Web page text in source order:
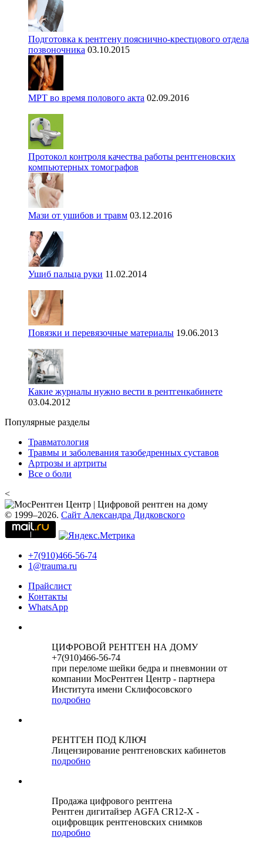
Подготовка к рентгену пояснично-крестцового отдела
позвоночника 03.10.2015
МРТ во время полового акта 02.09.2016
Протокол контроля качества работы рентгеновских
компьютерных томографов
Мази от ушибов и травм 03.12.2016
Ушиб пальца руки 11.02.2014
Повязки и перевязочные материалы 19.06.2013
Какие журналы нужно вести в рентгенкабинете
03.04.2012
Популярные разделы
Травматология
Травмы и заболевания тазобедренных суставов
Артрозы и артриты
Все о боли
<
© 1999–2026. Сайт Александра Дидковского
+7(910)466-56-74
1@trauma.ru
Прайслист
Контакты
WhatsApp
ЦИФРОВОЙ РЕНТГЕН НА ДОМУ
+7(910)466-56-74
при переломе шейки бедра и пневмонии от
компании МосРентген Центр - партнера
Института имени Склифосовского
подробно
РЕНТГЕН ПОД КЛЮЧ
Лицензирование рентгеновских кабинетов
подробно
Продажа цифрового рентгена
Рентген дигитайзер AGFA CR12-X -
оцифровщик рентгеновских снимков
подробно